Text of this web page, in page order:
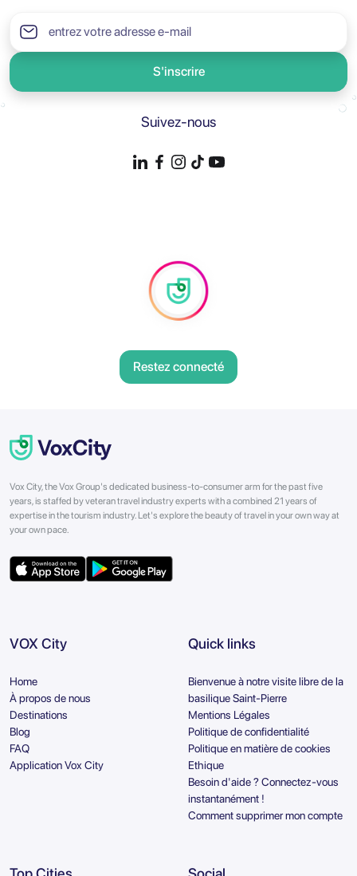
S'inscrire
Suivez-nous
Restez connecté
Vox City, the Vox Group's dedicated business-to-consumer arm for the past five
years, is staffed by veteran travel industry experts with a combined 21 years of
expertise in the tourism industry. Let's explore the beauty of travel in your own way at
your own pace.
VOX City
Home
À propos de nous
Destinations
Blog
FAQ
Application Vox City
Quick links
Bienvenue à notre visite libre de la
basilique Saint-Pierre
Mentions Légales
Politique de confidentialité
Politique en matière de cookies
Ethique
Besoin d'aide ? Connectez-vous
instantanément !
Comment supprimer mon compte